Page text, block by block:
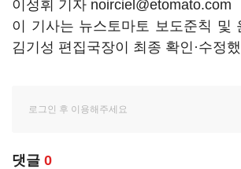
이성휘 기자 noirciel@etomato.com
이 기사는 뉴스토마토 보도준칙 및
김기성 편집국장이 최종 확인·수정
댓글 0